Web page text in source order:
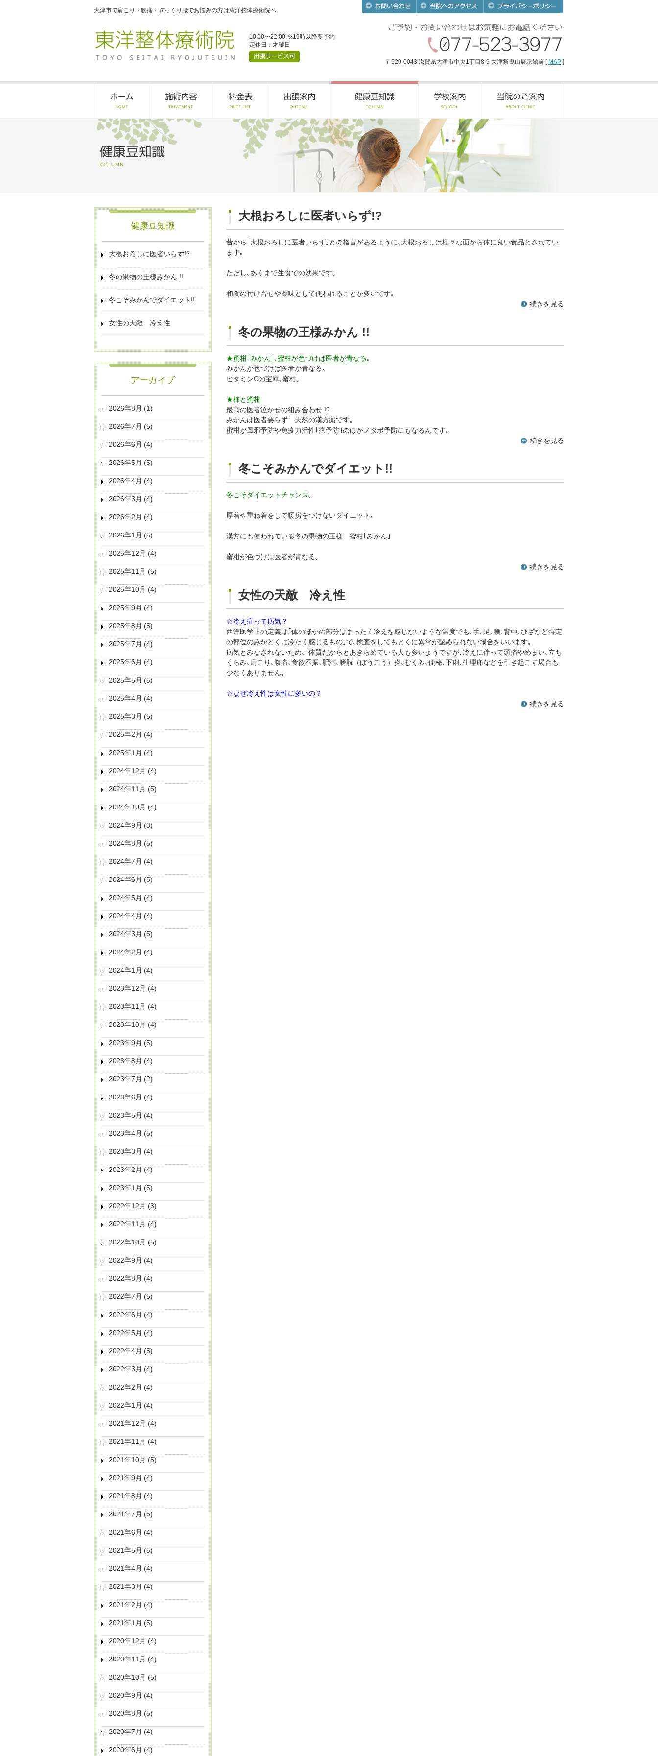
大津市で肩こり・腰痛・ぎっくり腰でお悩みの方は東洋整体療術院へ。
10:00〜22:00 ※19時以降要予約
定休日：木曜日
〒520-0043 滋賀県大津市中央1丁目8-9 大津祭曳山展示館前 [ MAP ]
健康豆知識
大根おろしに医者いらず!?
冬の果物の王様みかん !!
冬こそみかんでダイエット!!
女性の天敵 冷え性
アーカイブ
2026年8月 (1)
2026年7月 (5)
2026年6月 (4)
2026年5月 (5)
2026年4月 (4)
2026年3月 (4)
2026年2月 (4)
2026年1月 (5)
2025年12月 (4)
2025年11月 (5)
2025年10月 (4)
2025年9月 (4)
2025年8月 (5)
2025年7月 (4)
2025年6月 (4)
2025年5月 (5)
2025年4月 (4)
2025年3月 (5)
2025年2月 (4)
2025年1月 (4)
2024年12月 (4)
2024年11月 (5)
2024年10月 (4)
2024年9月 (3)
2024年8月 (5)
2024年7月 (4)
2024年6月 (5)
2024年5月 (4)
2024年4月 (4)
2024年3月 (5)
2024年2月 (4)
2024年1月 (4)
2023年12月 (4)
2023年11月 (4)
2023年10月 (4)
2023年9月 (5)
2023年8月 (4)
2023年7月 (2)
2023年6月 (4)
2023年5月 (4)
2023年4月 (5)
2023年3月 (4)
2023年2月 (4)
2023年1月 (5)
2022年12月 (3)
2022年11月 (4)
2022年10月 (5)
2022年9月 (4)
2022年8月 (4)
2022年7月 (5)
2022年6月 (4)
2022年5月 (4)
2022年4月 (5)
2022年3月 (4)
2022年2月 (4)
2022年1月 (4)
2021年12月 (4)
2021年11月 (4)
2021年10月 (5)
2021年9月 (4)
2021年8月 (4)
2021年7月 (5)
2021年6月 (4)
2021年5月 (5)
2021年4月 (4)
2021年3月 (4)
2021年2月 (4)
2021年1月 (5)
2020年12月 (4)
2020年11月 (4)
2020年10月 (5)
2020年9月 (4)
2020年8月 (5)
2020年7月 (4)
2020年6月 (4)
大根おろしに医者いらず!?
昔から｢大根おろしに医者いらず｣との格言があるように､大根おろしは様々な面から体に良い食品とされてい
ます｡
ただし､あくまで生食での効果です｡
和食の付け合せや薬味として使われることが多いです｡
続きを見る
冬の果物の王様みかん !!
★蜜柑｢みかん｣､蜜柑が色づけば医者が青なる｡
みかんが色づけば医者が青なる｡
ビタミンCの宝庫､蜜柑｡
★柿と蜜柑
最高の医者泣かせの組み合わせ !?
みかんは医者要らず 天然の漢方薬です｡
蜜柑が風邪予防や免疫力活性｢癌予防｣のほかメタボ予防にもなるんです｡
続きを見る
冬こそみかんでダイエット!!
冬こそダイエットチャンス｡
厚着や重ね着をして暖房をつけないダイエット｡
漢方にも使われている冬の果物の王様 蜜柑｢みかん｣
蜜柑が色づけば医者が青なる｡
続きを見る
女性の天敵 冷え性
☆冷え症って病気？
西洋医学上の定義は｢体のほかの部分はまったく冷えを感じないような温度でも､手､足､腰､背中､ひざなど特定
の部位のみがとくに冷たく感じるもの｣で､検査をしてもとくに異常が認められない場合をいいます｡
病気とみなされないため､｢体質だからとあきらめている人も多いようですが､冷えに伴って頭痛やめまい､立ち
くらみ､肩こり､腹痛､食欲不振､肥満､膀胱（ぼうこう）炎､むくみ､便秘､下痢､生理痛などを引き起こす場合も
少なくありません｡
☆なぜ冷え性は女性に多いの？
続きを見る